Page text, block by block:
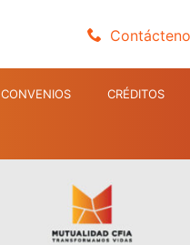
CONVENIOS CRÉDITOS